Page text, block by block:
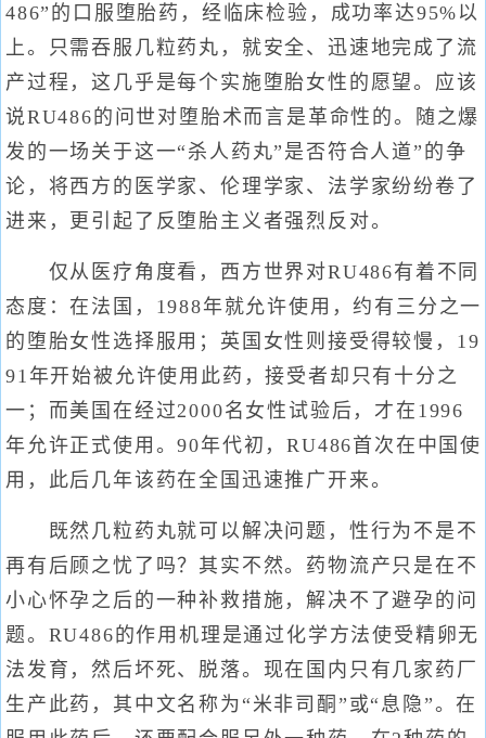
486”的口服堕胎药，经临床检验，成功率达95%以
上。只需吞服几粒药丸，就安全、迅速地完成了流
产过程，这几乎是每个实施堕胎女性的愿望。应该
说RU486的问世对堕胎术而言是革命性的。随之爆
发的一场关于这一“杀人药丸”是否符合人道”的争
论，将西方的医学家、伦理学家、法学家纷纷卷了
进来，更引起了反堕胎主义者强烈反对。
仅从医疗角度看，西方世界对RU486有着不同
态度：在法国，1988年就允许使用，约有三分之一
的堕胎女性选择服用；英国女性则接受得较慢，19
91年开始被允许使用此药，接受者却只有十分之
一；而美国在经过2000名女性试验后，才在1996
年允许正式使用。90年代初，RU486首次在中国使
用，此后几年该药在全国迅速推广开来。
既然几粒药丸就可以解决问题，性行为不是不
再有后顾之忧了吗？其实不然。药物流产只是在不
小心怀孕之后的一种补救措施，解决不了避孕的问
题。RU486的作用机理是通过化学方法使受精卵无
法发育，然后坏死、脱落。现在国内只有几家药厂
生产此药，其中文名称为“米非司酮”或“息隐”。在